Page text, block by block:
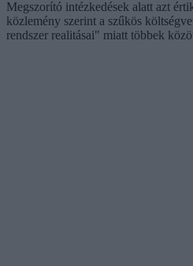
Megszorító intézkedések alatt azt
közlemény szerint a szűkös
rendszer realitásai" miatt többek